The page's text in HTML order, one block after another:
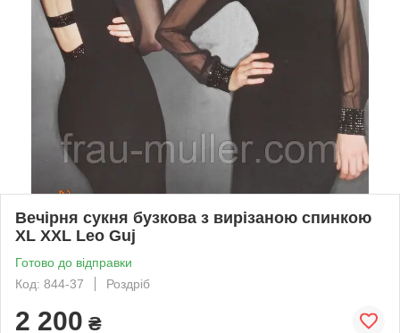
Вечірня сукня бузкова з вирізаною спинкою
XL XXL Leo Guj
Готово до відправки
Код: 844-37
Роздріб
2 200 ₴